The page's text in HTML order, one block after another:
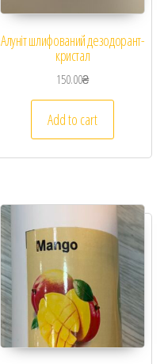
Алуніт шлифований дезодорант-
кристал
150.00₴
Add to cart